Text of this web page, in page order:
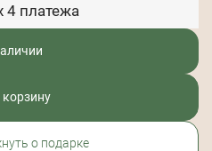
4 платежа
корзину
о подарке